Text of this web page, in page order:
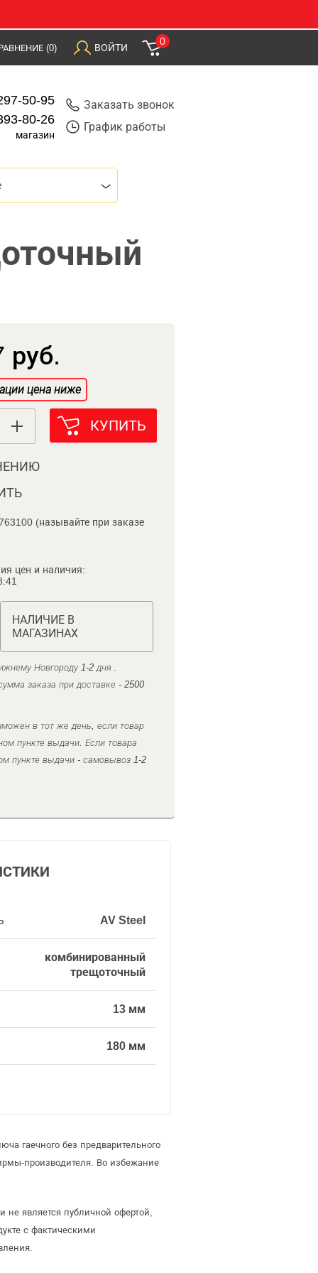
(0) ВОЙТИ
0
50-95
80-26
магазин
Заказать звонок
График работы
руб.
цена ниже
КУПИТЬ
(называйте при заказе
цен и наличия:
НАЛИЧИЕ В
МАГАЗИНАХ
Новгороду 1-2 дня .
заказа при доставке - 2500
в тот же день, если товар
пункте выдачи. Если товара
пункте выдачи - самовывоз 1-2
AV Steel
комбинированный
трещоточный
13 мм
180 мм
гаечного без предварительного
производителя. Во избежание
является публичной офертой,
с фактическими